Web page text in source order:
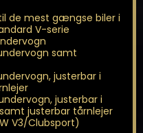
de mest gængse biler i
V-serie
samt
justerbar i
justerbar i
justerbar tårnlejer
V3/Clubsport)